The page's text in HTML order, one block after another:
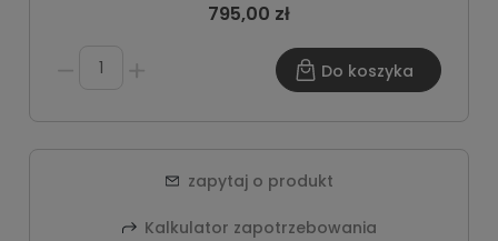
795,00 zł
Do koszyka
zapytaj o produkt
Kalkulator zapotrzebowania